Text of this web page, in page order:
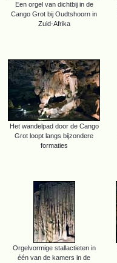
Een orgel van dichtbij in de
Cango Grot bij Oudtshoorn in
Zuid-Afrika
Het wandelpad door de Cango
Grot loopt langs bijzondere
formaties
Orgelvormige stallactieten in
één van de kamers in de